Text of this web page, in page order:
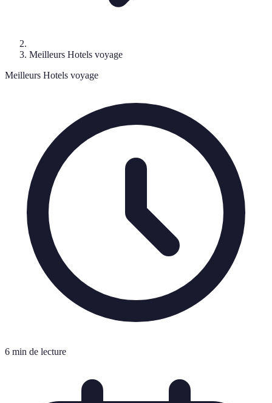
Meilleurs Hotels voyage
Meilleurs Hotels voyage
6 min de lecture